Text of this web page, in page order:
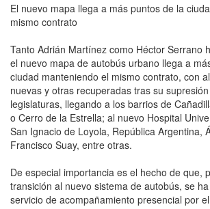
El nuevo mapa llega a más puntos de la
mismo contrato
Tanto Adrián Martínez como Héctor Serrano
el nuevo mapa de autobús urbano llega a
ciudad manteniendo el mismo contrato, con
nuevas y otras recuperadas tras su
legislaturas, llegando a los barrios de
o Cerro de la Estrella; al nuevo Hospital
San Ignacio de Loyola, República Argentina,
Francisco Suay, entre otras.
De especial importancia es el hecho de que,
transición al nuevo sistema de autobús, se
servicio de acompañamiento presencial por